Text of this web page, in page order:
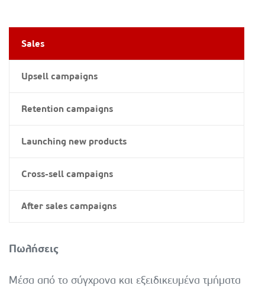
Sales
Upsell campaigns
Retention campaigns
Launching new products
Cross-sell campaigns
After sales campaigns
Πωλήσεις
Μέσα από το σύγχρονα και εξειδικευμένα τμήματα